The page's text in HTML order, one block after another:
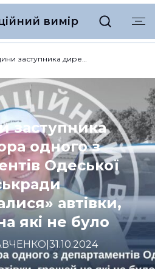
вимір
У родини заступника директора одного з департаментів Одеської міськради «намалювалися» автівки, грошей на які не було
заступника
одного з
Одеської
автівки,
які не було
31.10.2024